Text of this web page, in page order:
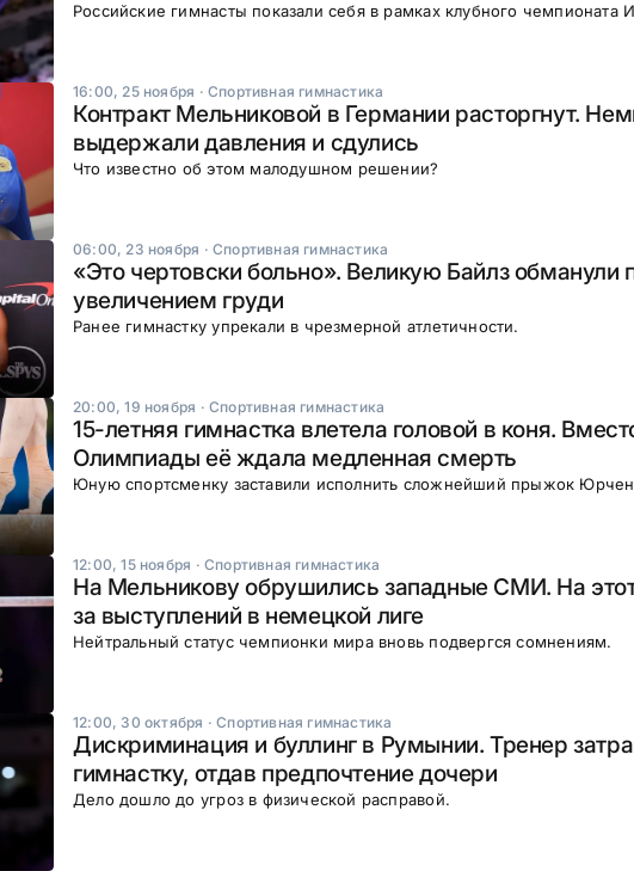
Российские гимнасты показали себя в рамках клубного чемпионата
16:00, 25 ноября · Спортивная гимнастика
Контракт Мельниковой в Германии расторгнут.
выдержали давления и сдулись
Что известно об этом малодушном решении?
06:00, 23 ноября · Спортивная гимнастика
«Это чертовски больно». Великую Байлз обманули
увеличением груди
Ранее гимнастку упрекали в чрезмерной атлетичности.
20:00, 19 ноября · Спортивная гимнастика
15-летняя гимнастка влетела головой в коня.
Олимпиады её ждала медленная смерть
Юную спортсменку заставили исполнить сложнейший прыжок
12:00, 15 ноября · Спортивная гимнастика
На Мельникову обрушились западные СМИ. На
за выступлений в немецкой лиге
Нейтральный статус чемпионки мира вновь подвергся сомнениям.
12:00, 30 октября ·Спортивная гимнастика
Дискриминация и буллинг в Румынии. Тренер
гимнастку, отдав предпочтение дочери
Дело дошло до угроз в физической расправой.